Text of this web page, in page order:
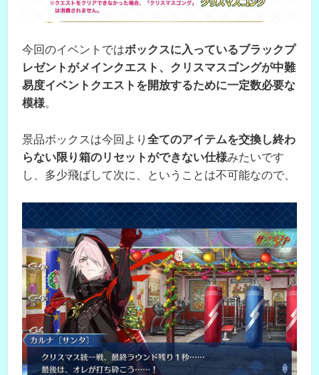
今回のイベントではボックスに入っているブラックプ
レゼントがメインクエスト、クリスマスゴングが中難
易度イベントクエストを開放するために一定数必要な
模様。
景品ボックスは今回より 全てのアイテムを交換し終わ
らない限り箱のリセットができない仕様みたいです
し、多少飛ばして次に、ということは不可能なので、